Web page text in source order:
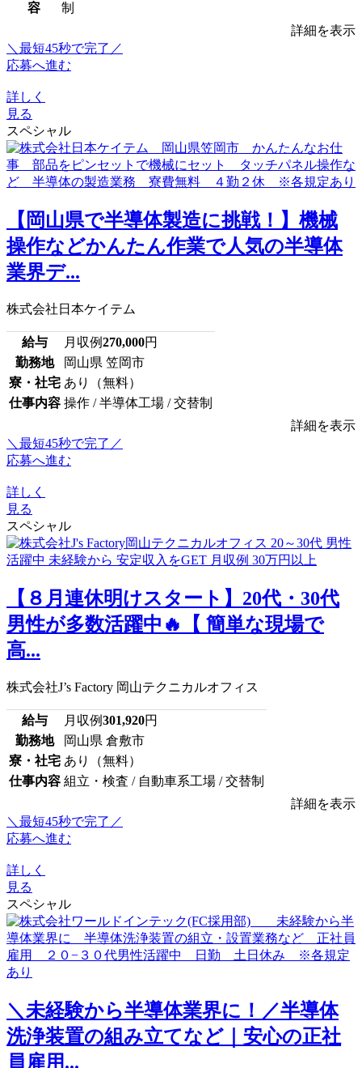
容
制
詳細を表示
＼最短45秒で完了／
応募へ進む
詳しく
見る
スペシャル
【岡山県で半導体製造に挑戦！】機械
操作などかんたん作業で人気の半導体
業界デ...
株式会社日本ケイテム
給与 月収例270,000円
勤務地
岡山県 笠岡市
寮・社宅 あり（無料）
仕事内容 操作 / 半導体工場 / 交替制
詳細を表示
＼最短45秒で完了／
応募へ進む
詳しく
見る
スペシャル
【８月連休明けスタート】20代・30代
男性が多数活躍中🔥【 簡単な現場で
高...
株式会社J’s Factory 岡山テクニカルオフィス
給与 月収例301,920円
勤務地
岡山県 倉敷市
寮・社宅 あり（無料）
仕事内容 組立・検査 / 自動車系工場 / 交替制
詳細を表示
＼最短45秒で完了／
応募へ進む
詳しく
見る
スペシャル
＼未経験から半導体業界に！／半導体
洗浄装置の組み立てなど｜安心の正社
員雇用...